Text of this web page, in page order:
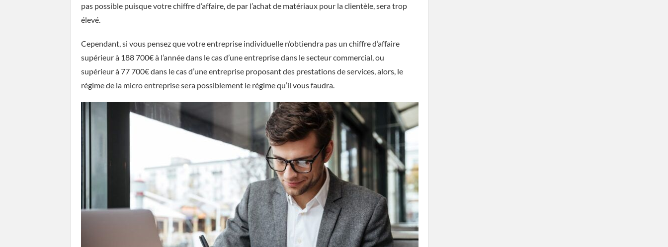
pas possible puisque votre chiffre d’affaire, de par l’achat de matériaux pour la clientèle, sera trop
élevé.
Cependant, si vous pensez que votre entreprise individuelle n’obtiendra pas un chiffre d’affaire
supérieur à 188 700€ à l’année dans le cas d’une entreprise dans le secteur commercial, ou
supérieur à 77 700€ dans le cas d’une entreprise proposant des prestations de services, alors, le
régime de la micro entreprise sera possiblement le régime qu’il vous faudra.